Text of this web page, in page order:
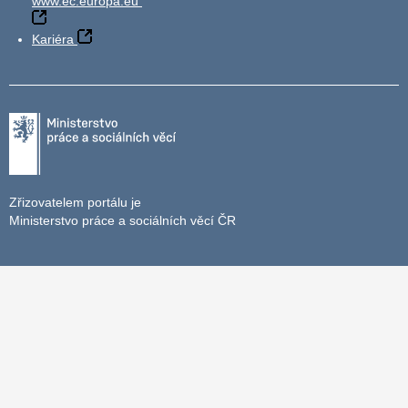
Kariéra
Zřizovatelem portálu je
Ministerstvo práce a sociálních věcí ČR